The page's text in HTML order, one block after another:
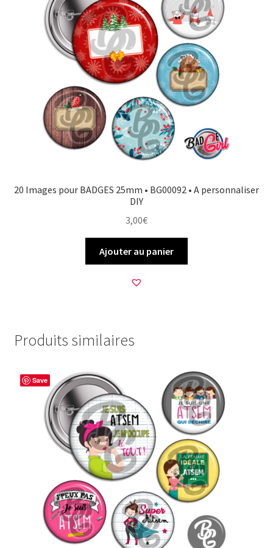
20 Images pour BADGES 25mm • BG00092 • A personnaliser
DIY
3,00€
Ajouter au panier
Produits similaires
Save